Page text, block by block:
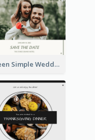
Green Simple Wedding Photo Wedding Invitation